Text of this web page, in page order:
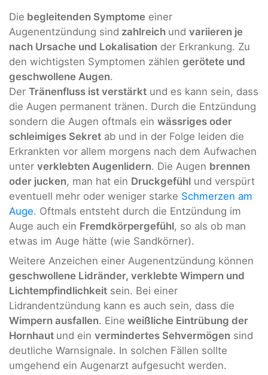
Die begleitenden Symptome einer
Augenentzündung sind zahlreich und variieren je
nach Ursache und Lokalisation der Erkrankung. Zu
den wichtigsten Symptomen zählen gerötete und
geschwollene Augen.
Der Tränenfluss ist verstärkt und es kann sein, dass
die Augen permanent tränen. Durch die Entzündung
sondern die Augen oftmals ein wässriges oder
schleimiges Sekret ab und in der Folge leiden die
Erkrankten vor allem morgens nach dem Aufwachen
unter verklebten Augenlidern. Die Augen brennen
oder jucken, man hat ein Druckgefühl und verspürt
eventuell mehr oder weniger starke Schmerzen am
Auge. Oftmals entsteht durch die Entzündung im
Auge auch ein Fremdkörpergefühl, so als ob man
etwas im Auge hätte (wie Sandkörner).
Weitere Anzeichen einer Augenentzündung können
geschwollene Lidränder, verklebte Wimpern und
Lichtempfindlichkeit sein. Bei einer
Lidrandentzündung kann es auch sein, dass die
Wimpern ausfallen. Eine weißliche Eintrübung der
Hornhaut und ein vermindertes Sehvermögen sind
deutliche Warnsignale. In solchen Fällen sollte
umgehend ein Augenarzt aufgesucht werden.